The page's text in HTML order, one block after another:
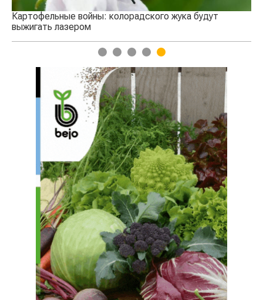
Картофельные войны: колорадского жука будут
выжигать лазером
1 2 3 4 5